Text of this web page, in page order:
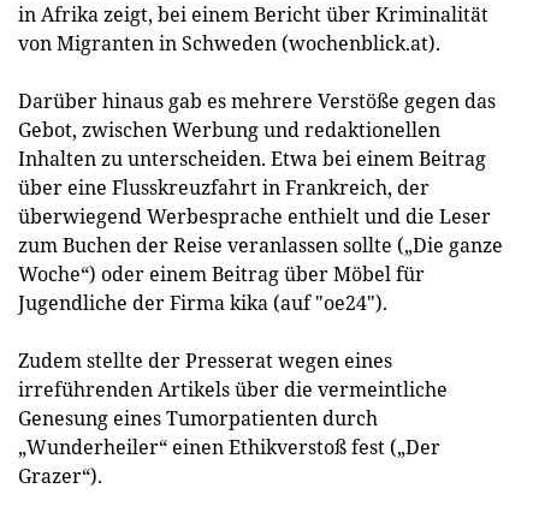
in Afrika zeigt, bei einem Bericht über Kriminalität
von Migranten in Schweden (wochenblick.at).
Darüber hinaus gab es mehrere Verstöße gegen das
Gebot, zwischen Werbung und redaktionellen
Inhalten zu unterscheiden. Etwa bei einem Beitrag
über eine Flusskreuzfahrt in Frankreich, der
überwiegend Werbesprache enthielt und die Leser
zum Buchen der Reise veranlassen sollte („Die ganze
Woche“) oder einem Beitrag über Möbel für
Jugendliche der Firma kika (auf "oe24").
Zudem stellte der Presserat wegen eines
irreführenden Artikels über die vermeintliche
Genesung eines Tumorpatienten durch
„Wunderheiler“ einen Ethikverstoß fest („Der
Grazer“).